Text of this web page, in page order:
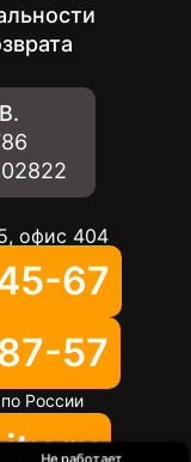
офис 404
67
57
России
Не работает